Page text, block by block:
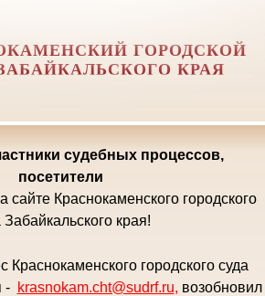
ГОРОДСКОЙ
КРАЯ
судебных процессов,
посетители
сайте Краснокаменского городского
Забайкальского края!
Краснокаменского городского суда
- krasnokam.cht@sudrf.ru, возобновил